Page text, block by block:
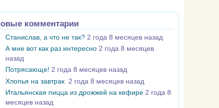
комментарии
Станислав, а что не так? 2 года 8 месяцев назад
А мне вот как раз интересно 2 года 8 месяцев
назад
Потрясающе! 2 года 8 месяцев назад
Хлопья на завтрак 2 года 8 месяцев назад
Итальянская пицца из дрожжей на кефире 2 года 8
месяцев назад